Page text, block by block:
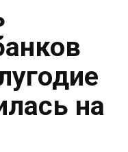
на